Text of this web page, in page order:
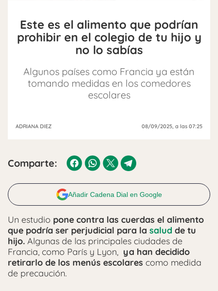
Este es el alimento que podrían
prohibir en el colegio de tu hijo y
no lo sabías
Algunos países como Francia ya están
tomando medidas en los comedores
escolares
ADRIANA DIEZ 08/09/2025, a las 07:25
Comparte:
Añadir Cadena Dial en Google
Un estudio pone contra las cuerdas el alimento
que podría ser perjudicial para la salud de tu
hijo. Algunas de las principales ciudades de
Francia, como París y Lyon, ya han decidido
retirarlo de los menús escolares como medida
de precaución.